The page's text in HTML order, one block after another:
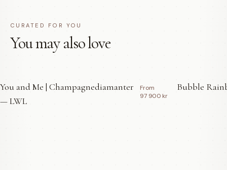
CURATED FOR YOU
You may also love
You and Me | Champagnediamanter
— LWL
From
97 900 kr
Bubble